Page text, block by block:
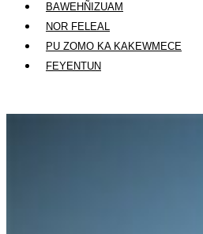
BAWEHÑIZUAM
NOR FELEAL
PU ZOMO KA KAKEWMECE
FEYENTUN